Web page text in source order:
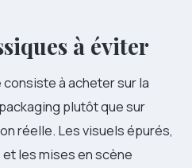
à éviter
consiste à acheter sur la
plutôt que sur
réelle. Les visuels épurés,
les mises en scène